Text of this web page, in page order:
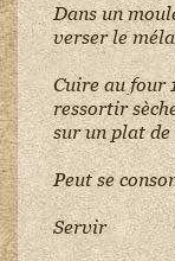
Dans un
verser le
Cuire au four
ressortir
sur un plat de
Peut se
Servir